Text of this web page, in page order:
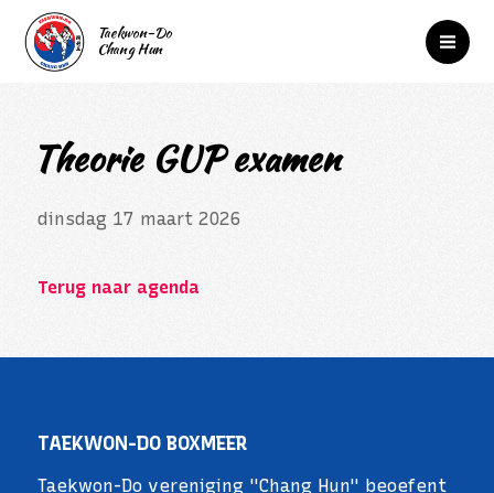
Theorie GUP examen
dinsdag 17 maart 2026
Terug naar agenda
TAEKWON-DO BOXMEER
Taekwon-Do vereniging "Chang Hun" beoefent